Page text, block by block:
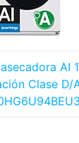
AI
Clase D/